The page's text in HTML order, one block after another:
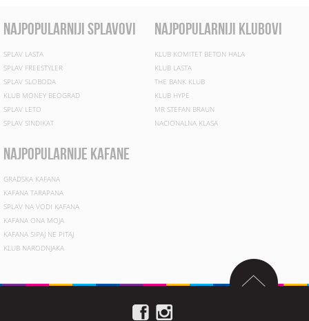
najpopularniji splavovi
SPLAV LASTA
SPLAV FREESTYLER
SPLAV SLOBODA
KLUB MONEY BEOGRAD
SPLAV LETO
SPLAV SINDIKAT
najpopularniji klubovi
KLUB KOMITET BETON HALA
KLUB LASTA
THE BANK KLUB
KLUB HYPE
MR STEFAN BRAUN
NACIONALNA KLASA
najpopularnije kafane
GRADSKA KAFANA
KAFANA TARAPANA
SPLAV NA VODI KAFANA
KAFANA ONA MOJA
KAFANA SIPAJ NE PITAJ
KLUB NARODNJAKA